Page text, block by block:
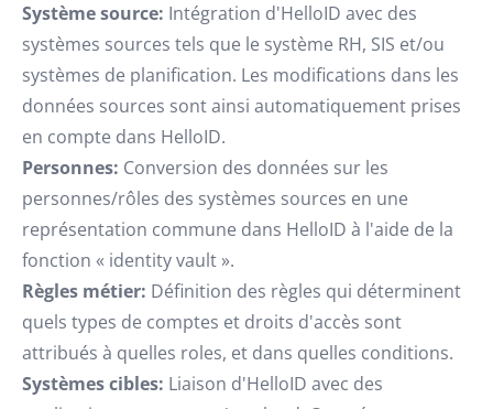
Système source: Intégration d'HelloID avec des
systèmes sources tels que le système RH, SIS et/ou
systèmes de planification. Les modifications dans les
données sources sont ainsi automatiquement prises
en compte dans HelloID.
Personnes: Conversion des données sur les
personnes/rôles des systèmes sources en une
représentation commune dans HelloID à l'aide de la
fonction « identity vault ».
Règles métier: Définition des règles qui déterminent
quels types de comptes et droits d'accès sont
attribués à quelles roles, et dans quelles conditions.
Systèmes cibles: Liaison d'HelloID avec des